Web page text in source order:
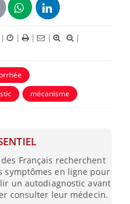
| | | |
|
mécanisme
des Français recherchent
symptômes en ligne pour
un autodiagnostic avant
consulter leur médecin.